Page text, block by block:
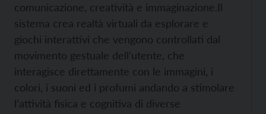
comunicazione, creatività e immaginazione.Il
sistema crea realtà virtuali da esplorare e
giochi interattivi che vengono controllati dal
movimento gestuale dell’utente, che
interagisce direttamente con le immagini, i
colori, i suoni ed i profumi andando a stimolare
l’attività fisica e cognitiva di diverse